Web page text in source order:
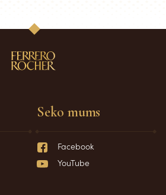
Seko mums
Facebook
YouTube